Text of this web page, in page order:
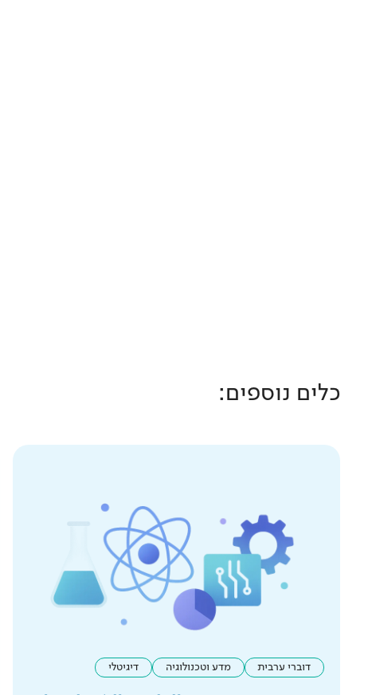
כלים נוספים:
דוברי ערבית מדע וטכנולוגיה דיגיטלי